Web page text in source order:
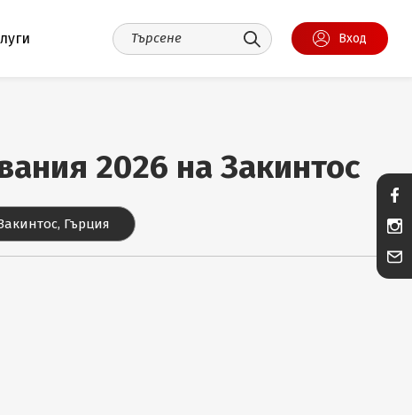
Вход
2026 на Закинтос
Гърция